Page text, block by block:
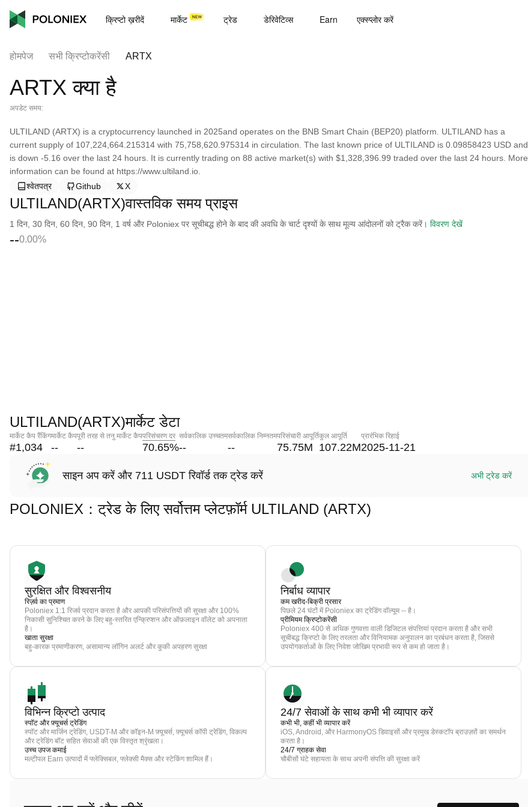
क्रिप्टो ख़रीदें मार्केट ट्रेड डेरिवेटिव्स Earn एक्स्प्लोर करें
होमपेज सभी क्रिप्टोकरेंसी ARTX
ARTX क्या है
अपडेट समय:
ULTILAND (ARTX) is a cryptocurrency launched in 2025and operates on the BNB Smart Chain (BEP20) platform. ULTILAND has a
current supply of 107,224,664.215314 with 75,758,620.975314 in circulation. The last known price of ULTILAND is 0.09858423 USD and
is down -5.16 over the last 24 hours. It is currently trading on 88 active market(s) with $1,328,396.99 traded over the last 24 hours. More
information can be found at https://www.ultiland.io.
श्वेतपत्र
Github X
ULTILAND(ARTX)वास्तविक समय प्राइस
1 दिन, 30 दिन, 60 दिन, 90 दिन, 1 वर्ष और Poloniex पर सूचीबद्ध होने के बाद की अवधि के चार्ट दृश्यों के साथ मूल्य आंदोलनों को ट्रैक करें। विवरण देखें
--0.00%
ULTILAND(ARTX)मार्केट डेटा
मार्केट कैप रैंकिंग
#1,034
मार्केट कैप
--
पूरी तरह से तनु मार्केट कैप
--
परिसंचरण दर
70.65%
सर्वकालिक उच्चतम
--
सर्वकालिक निम्नतम
--
परिसंचारी आपूर्ति
75.75M
कुल आपूर्ति
107.22M
प्रारंभिक रिहाई
2025-11-21
साइन अप करें और 711 USDT रिवॉर्ड तक ट्रेड करें अभी ट्रेड करें
POLONIEX：ट्रेड के लिए सर्वोत्तम प्लेटफ़ॉर्म ULTILAND (ARTX)
सुरक्षित और विश्वसनीय
रिज़र्व का प्रमाण
Poloniex 1:1 रिजर्व प्रदान करता है और आपकी परिसंपत्तियों की सुरक्षा और 100%
निकासी सुनिश्चित करने के लिए बहु-स्तरित एन्क्रिप्शन और ऑफ़लाइन वॉलेट को अपनाता
है।
खाता सुरक्षा
बहु-कारक प्रमाणीकरण, असामान्य लॉगिन अलर्ट और कुकी अपहरण सुरक्षा
निर्बाध व्यापार
कम खरीद-बिक्री प्रसार
पिछले 24 घंटों में Poloniex का ट्रेडिंग वॉल्यूम -- है।
प्रीमियम क्रिप्टोकरेंसी
Poloniex 400 से अधिक गुणवत्ता वाली डिजिटल संपत्तियां प्रदान करता है और सभी
सूचीबद्ध क्रिप्टो के लिए तरलता और विनियामक अनुपालन का प्रबंधन करता है, जिससे
उपयोगकर्ताओं के लिए निवेश जोखिम प्रभावी रूप से कम हो जाता है।
विभिन्न क्रिप्टो उत्पाद
स्पॉट और फ़्यूचर्स ट्रेडिंग
स्पॉट और मार्जिन ट्रेडिंग, USDT-M और कॉइन-M फ़्यूचर्स, फ़्यूचर्स कॉपी ट्रेडिंग, विकल्प
और ट्रेडिंग बॉट सहित सेवाओं की एक विस्तृत श्रृंखला।
उच्च उपज कमाई
मल्टीपल Earn उत्पादों में फ्लेक्सिबल, फ्लेक्सी मैक्स और स्टेकिंग शामिल हैं।
24/7 सेवाओं के साथ कभी भी व्यापार करें
कभी भी, कहीं भी व्यापार करें
iOS, Android, और HarmonyOS डिवाइसों और प्रमुख डेस्कटॉप ब्राउज़रों का समर्थन
करता है।
24/7 ग्राहक सेवा
चौबीसों घंटे सहायता के साथ अपनी संपत्ति की सुरक्षा करें